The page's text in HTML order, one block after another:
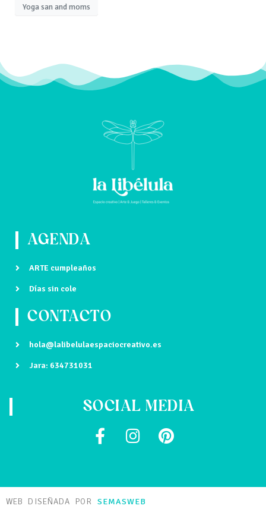
Yoga san and moms
AGENDA
ARTE cumpleaños
Días sin cole
CONTACTO
hola@lalibelulaespaciocreativo.es
Jara: 634731031
SOCIAL MEDIA
WEB DISEÑADA POR SEMASWEB